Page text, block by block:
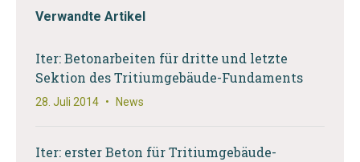
Verwandte Artikel
Iter: Betonarbeiten für dritte und letzte
Sektion des Tritiumgebäude-Fundaments
28. Juli 2014 • News
Iter: erster Beton für Tritiumgebäude-